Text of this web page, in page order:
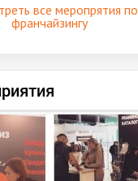
все меропрятия по
франчайзингу